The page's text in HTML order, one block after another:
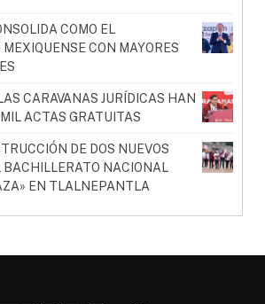
COMO EL
CON MAYORES
CARAVANAS JURÍDICAS HAN
ACTAS GRATUITAS
DE DOS NUEVOS
BACHILLERATO NACIONAL
EN TLALNEPANTLA